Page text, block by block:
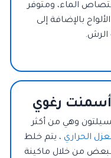
الماء، ومتوفر
بالإضافة إلى
الرش.
أسمنت رغوي
وهي من أكثر
الحراري ، يتم خلط
من خلال ماكينة